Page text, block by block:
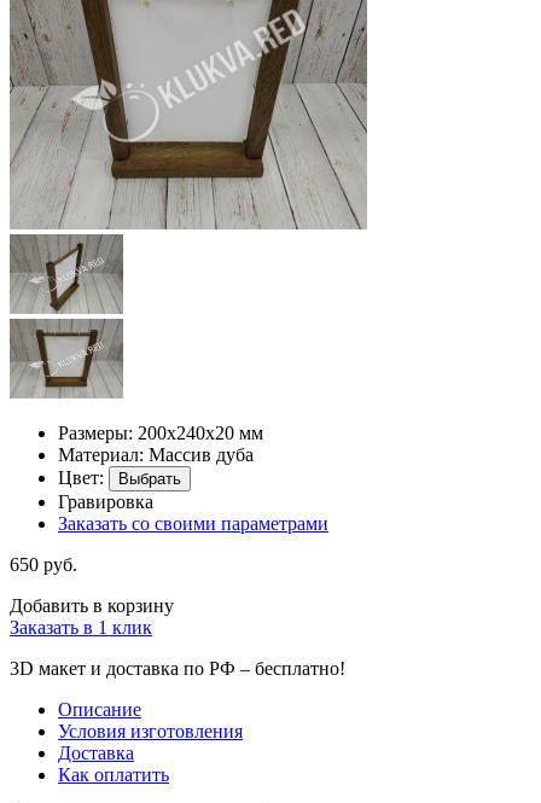
Размеры: 200х240х20 мм
Материал: Массив дуба
Цвет:
Выбрать
Гравировка
Заказать со своими параметрами
650 руб.
Добавить в корзину
Заказать в 1 клик
3D макет и доставка по РФ – бесплатно!
Описание
Условия изготовления
Доставка
Как оплатить